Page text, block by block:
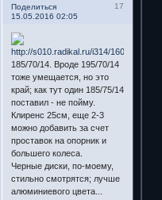
Поделиться
17
15.05.2016 02:05
185/70/14. Вроде 195/70/14
тоже умещается, но это
край; как тут один 185/75/14
поставил - не пойму.
Клиренс 25см, еще 2-3
можно добавить за счет
проставок на опорник и
большего колеса.
Черные диски, по-моему,
стильно смотрятся; лучше
алюминиевого цвета...